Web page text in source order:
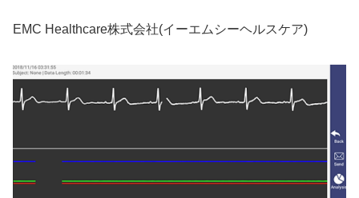
EMC Healthcare株式会社(イーエムシーヘルスケア)